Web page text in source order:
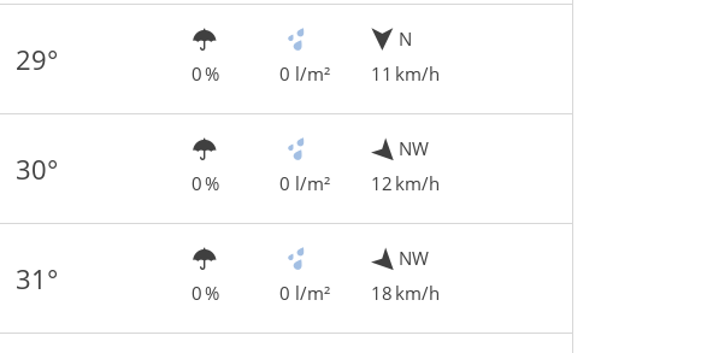
29° 0 % 0 l/m²
N
11 km/h
30° 0 % 0 l/m²
NW
12 km/h
31° 0 % 0 l/m²
NW
18 km/h